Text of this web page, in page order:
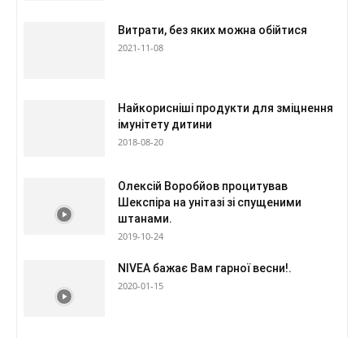
Витрати, без яких можна обійтися
2021-11-08
Найкорисніші продукти для зміцнення
імунітету дитини
2018-08-20
Олексій Воробйов процитував
Шекспіра на унітазі зі спущеними
штанами.
2019-10-24
NIVEA бажає Вам гарної весни!.
2020-01-15